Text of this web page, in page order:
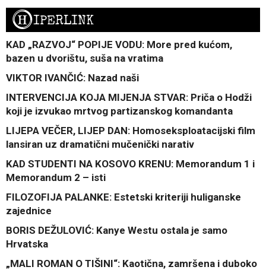
HIPERLINK
KAD „RAZVOJ“ POPIJE VODU: More pred kućom,
bazen u dvorištu, suša na vratima
VIKTOR IVANČIĆ: Nazad naši
INTERVENCIJA KOJA MIJENJA STVAR: Priča o Hodži
koji je izvukao mrtvog partizanskog komandanta
LIJEPA VEČER, LIJEP DAN: Homoseksploatacijski film
lansiran uz dramatični mučenički narativ
KAD STUDENTI NA KOSOVO KRENU: Memorandum 1 i
Memorandum 2 – isti
FILOZOFIJA PALANKE: Estetski kriteriji huliganske
zajednice
BORIS DEŽULOVIĆ: Kanye Westu ostala je samo
Hrvatska
„MALI ROMAN O TIŠINI“: Kaotična, zamršena i duboko